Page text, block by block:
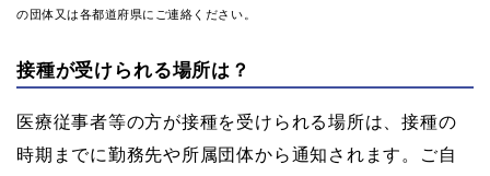
の団体又は各都道府県にご連絡ください。
接種が受けられる場所は？
医療従事者等の方が接種を受けられる場所は、接種の
時期までに勤務先や所属団体から通知されます。ご自